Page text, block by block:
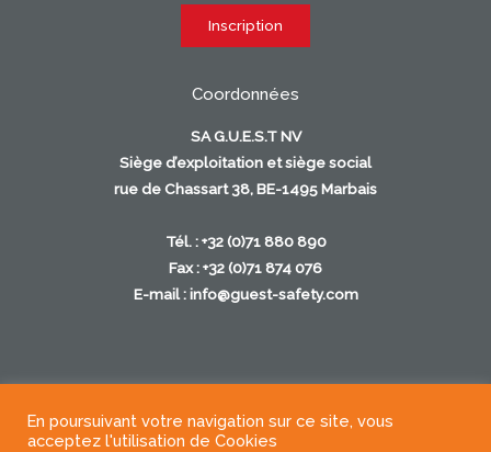
Coordonnées
SA G.U.E.S.T NV
Siège d’exploitation et siège social
rue de Chassart 38, BE-1495 Marbais
Tél. : +32 (0)71 880 890
Fax : +32 (0)71 874 076
E-mail :info@guest-safety.com
Copyright © 2026
En poursuivant votre navigation sur ce site, vous
acceptez l'utilisation de Cookies